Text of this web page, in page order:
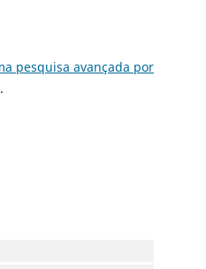
pesquisa avançada por